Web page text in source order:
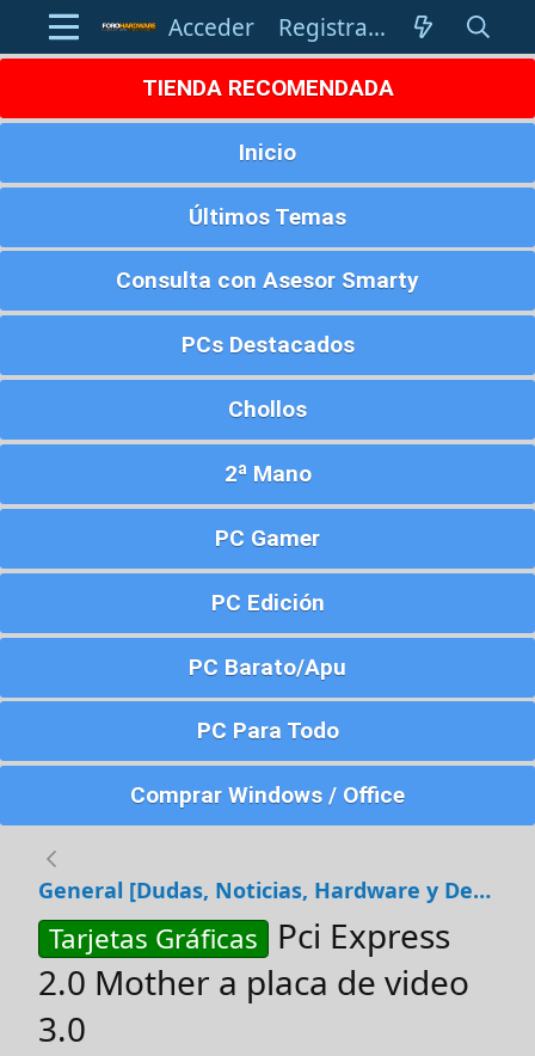
Acceder Registrarse
TIENDA RECOMENDADA
Inicio
Últimos Temas
Consulta con Asesor Smarty
PCs Destacados
Chollos
2ª Mano
PC Gamer
PC Edición
PC Barato/Apu
PC Para Todo
Comprar Windows / Office
General [Dudas, Noticias, Hardware y Debates]
Tarjetas Gráficas
Pci Express
2.0 Mother a placa de video
3.0